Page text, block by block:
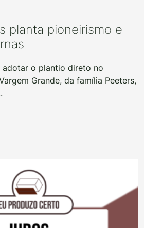
planta pioneirismo e
adotar o plantio direto no
Grande, da família Peeters,